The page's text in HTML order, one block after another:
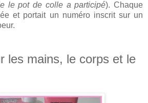
le pot de colle a participé). Chaque
et portait un numéro inscrit sur un
les mains, le corps et le